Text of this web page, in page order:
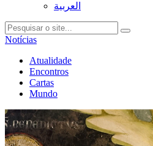
العربية
Notícias
Atualidade
Encontros
Cartas
Mundo